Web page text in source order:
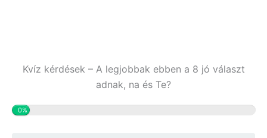
Kvíz kérdések – A legjobbak ebben a 8 jó választ
adnak, na és Te?
0%